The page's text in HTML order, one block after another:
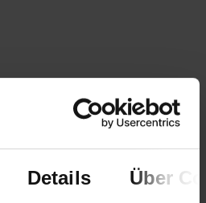
Details Über